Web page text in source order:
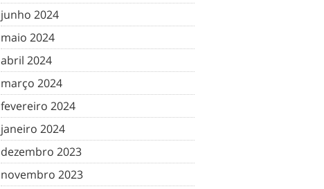
junho 2024
maio 2024
abril 2024
março 2024
fevereiro 2024
janeiro 2024
dezembro 2023
novembro 2023